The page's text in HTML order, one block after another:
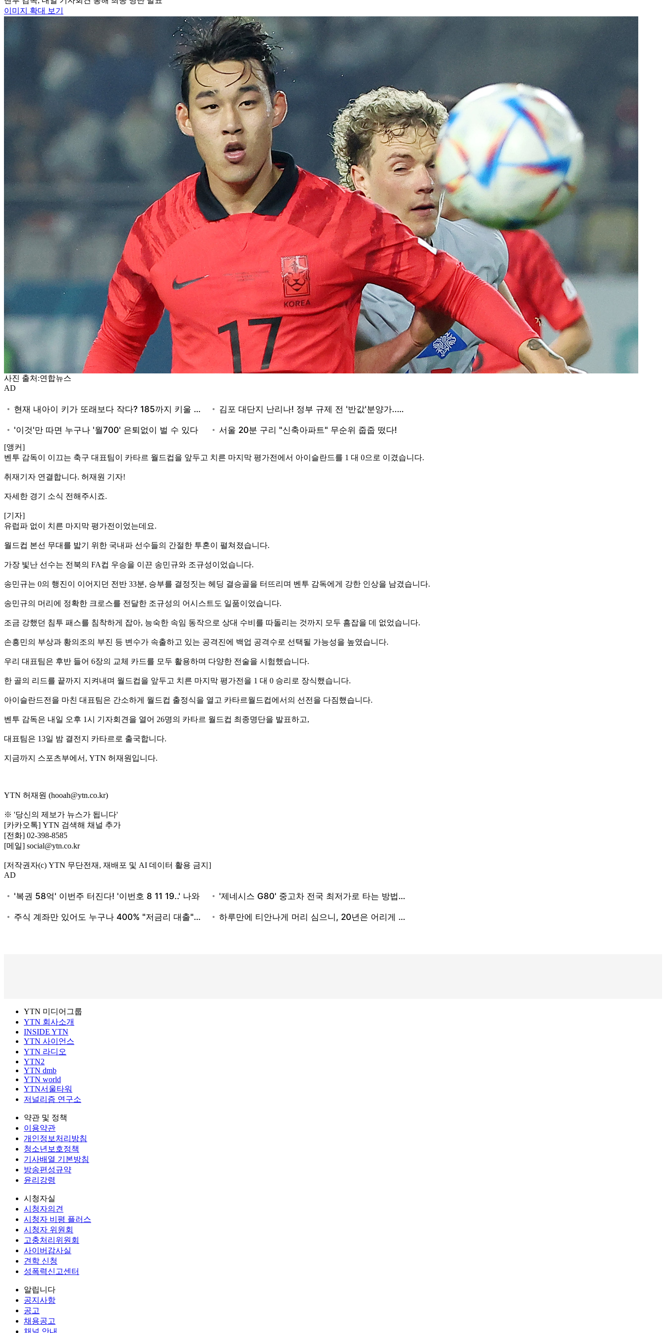
이미지 확대 보기
사진 출처:연합뉴스
AD
[앵커]
벤투 감독이 이끄는 축구 대표팀이 카타르 월드컵을 앞두고 치른 마지막 평가전에서 아이슬란드를 1 대 0으로 이겼습니다.
취재기자 연결합니다. 허재원 기자!
자세한 경기 소식 전해주시죠.
[기자]
유럽파 없이 치른 마지막 평가전이었는데요.
월드컵 본선 무대를 밟기 위한 국내파 선수들의 간절한 투혼이 펼쳐졌습니다.
가장 빛난 선수는 전북의 FA컵 우승을 이끈 송민규와 조규성이었습니다.
송민규는 0의 행진이 이어지던 전반 33분, 승부를 결정짓는 헤딩 결승골을 터뜨리며 벤투 감독에게 강한 인상을 남겼습니다.
송민규의 머리에 정확한 크로스를 전달한 조규성의 어시스트도 일품이었습니다.
조금 강했던 침투 패스를 침착하게 잡아, 능숙한 속임 동작으로 상대 수비를 따돌리는 것까지 모두 흠잡을 데 없었습니다.
손흥민의 부상과 황의조의 부진 등 변수가 속출하고 있는 공격진에 백업 공격수로 선택될 가능성을 높였습니다.
우리 대표팀은 후반 들어 6장의 교체 카드를 모두 활용하며 다양한 전술을 시험했습니다.
한 골의 리드를 끝까지 지켜내며 월드컵을 앞두고 치른 마지막 평가전을 1 대 0 승리로 장식했습니다.
아이슬란드전을 마친 대표팀은 간소하게 월드컵 출정식을 열고 카타르월드컵에서의 선전을 다짐했습니다.
벤투 감독은 내일 오후 1시 기자회견을 열어 26명의 카타르 월드컵 최종명단을 발표하고,
대표팀은 13일 밤 결전지 카타르로 출국합니다.
지금까지 스포츠부에서, YTN 허재원입니다.
YTN 허재원 (hooah@ytn.co.kr)
※ '당신의 제보가 뉴스가 됩니다'
[카카오톡] YTN 검색해 채널 추가
[전화] 02-398-8585
[메일] social@ytn.co.kr
[저작권자(c) YTN 무단전재, 재배포 및 AI 데이터 활용 금지]
AD
YTN 미디어그룹
YTN 회사소개
INSIDE YTN
YTN 사이언스
YTN 라디오
YTN2
YTN dmb
YTN world
YTN서울타워
저널리즘 연구소
약관 및 정책
이용약관
개인정보처리방침
청소년보호정책
기사배열 기본방침
방송편성규약
윤리강령
시청자실
시청자의견
시청자 비평 플러스
시청자 위원회
고충처리위원회
사이버감사실
견학 신청
성폭력신고센터
알립니다
공지사항
공고
채용공고
채널 안내